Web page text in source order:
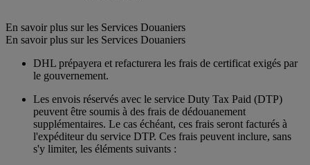
En savoir plus sur les Services Douaniers
En savoir plus sur les Services Douaniers
DHL prépayera et refacturera les frais de certificat exigés par
le gouvernement.
Les envois réservés avec le service Duty Tax Paid (DTP)
peuvent être soumis à des frais de dédouanement
supplémentaires. Le cas échéant, ces frais seront facturés à
l'expéditeur du service DTP. Ces frais peuvent inclure, sans
s'y limiter, les éléments suivants :